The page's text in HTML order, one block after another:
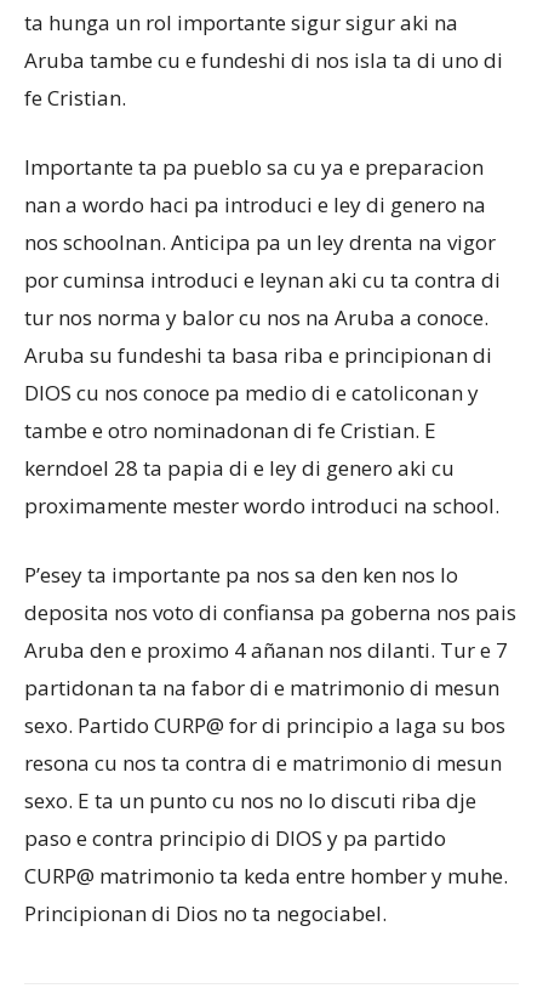
ta hunga un rol importante sigur sigur aki na
Aruba tambe cu e fundeshi di nos isla ta di uno di
fe Cristian.
Importante ta pa pueblo sa cu ya e preparacion
nan a wordo haci pa introduci e ley di genero na
nos schoolnan. Anticipa pa un ley drenta na vigor
por cuminsa introduci e leynan aki cu ta contra di
tur nos norma y balor cu nos na Aruba a conoce.
Aruba su fundeshi ta basa riba e principionan di
DIOS cu nos conoce pa medio di e catoliconan y
tambe e otro nominadonan di fe Cristian. E
kerndoel 28 ta papia di e ley di genero aki cu
proximamente mester wordo introduci na school.
P’esey ta importante pa nos sa den ken nos lo
deposita nos voto di confiansa pa goberna nos pais
Aruba den e proximo 4 añanan nos dilanti. Tur e 7
partidonan ta na fabor di e matrimonio di mesun
sexo. Partido CURP@ for di principio a laga su bos
resona cu nos ta contra di e matrimonio di mesun
sexo. E ta un punto cu nos no lo discuti riba dje
paso e contra principio di DIOS y pa partido
CURP@ matrimonio ta keda entre homber y muhe.
Principionan di Dios no ta negociabel.